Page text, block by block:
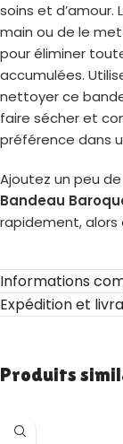
soins et d’amour.
main ou de le
pour éliminer
accumulées.
nettoyer ce
faire sécher et
préférence dans
Ajoutez un peu
Bandeau
rapidement, alors
Informations
Expédition et
Produits